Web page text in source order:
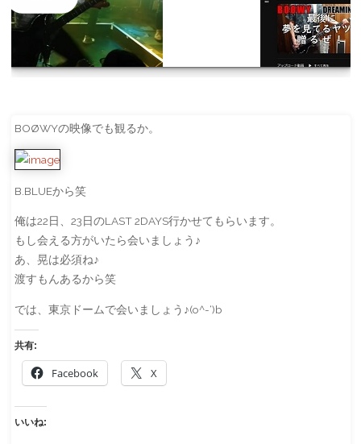
BOØWYの映像でも観るか。
B.BLUEから笑
俺は22日、23日のLAST 2DAYS行かせてもらいます。
もし会える方がいたら会いましょう♪
あ、晃は必須ね♪
渡すもんあるから笑
では、東京ドームで会いましょう♪(o^-‘)b
共有:
Facebook X
いいね: